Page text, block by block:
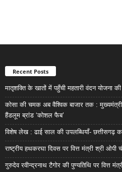
Recent Posts
मातृशक्ति के खातों में पहुँची महतारी वंदन योजना
कोसा की चमक अब वैश्विक बाजार तक : मुख्यमंत्री
हैंडलूम ब्रांड ‘कोशल फैब’
विशेष लेख : ढाई साल की उपलब्धियाँ- छत्तीसगढ़
राष्ट्रीय हथकरघा दिवस पर वित्त मंत्री श्री
गुरुदेव रवीन्द्रनाथ टैगोर की पुण्यतिथि पर वित्त